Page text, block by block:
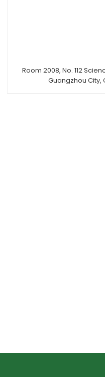
Room 2008, No. 112
Guangzhou City,